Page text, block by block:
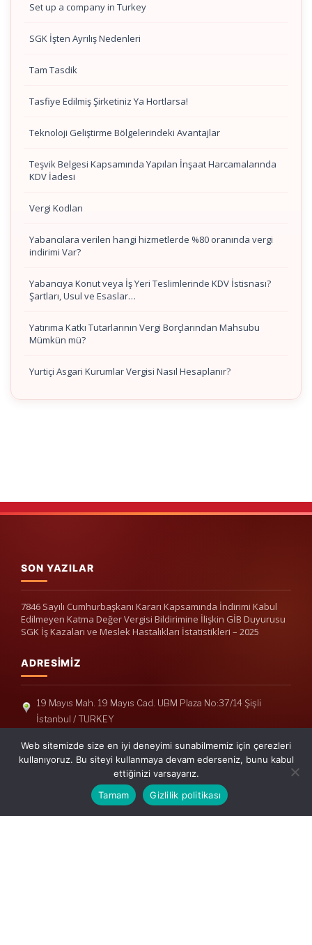
Set up a company in Turkey
SGK İşten Ayrılış Nedenleri
Tam Tasdik
Tasfiye Edilmiş Şirketiniz Ya Hortlarsa!
Teknoloji Geliştirme Bölgelerindeki Avantajlar
Teşvik Belgesi Kapsamında Yapılan İnşaat Harcamalarında
KDV İadesi
Vergi Kodları
Yabancılara verilen hangi hizmetlerde %80 oranında vergi
indirimi Var?
Yabancıya Konut veya İş Yeri Teslimlerinde KDV İstisnası?
Şartları, Usul ve Esaslar…
Yatırıma Katkı Tutarlarının Vergi Borçlarından Mahsubu
Mümkün mü?
Yurtiçi Asgari Kurumlar Vergisi Nasıl Hesaplanır?
SON YAZILAR
7846 Sayılı Cumhurbaşkanı Kararı Kapsamında İndirimi Kabul
Edilmeyen Katma Değer Vergisi Bildirimine İlişkin GİB Duyurusu
SGK İş Kazaları ve Meslek Hastalıkları İstatistikleri – 2025
ADRESIMIZ
19 Mayıs Mah. 19 Mayıs Cad. UBM Plaza No:37/14 Şişli
İstanbul / TURKEY
Telefon: +90(212) 240 33 39
Telefon: +90(212) 248 19 36
info@erisymm.com
Web sitemizde size en iyi deneyimi sunabilmemiz için çerezleri
kullanıyoruz. Bu siteyi kullanmaya devam ederseniz, bunu kabul
ettiğinizi varsayarız.
Tamam
Gizlilik politikası